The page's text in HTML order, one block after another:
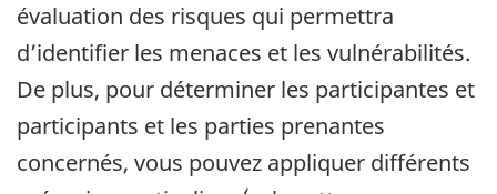
évaluation des risques qui permettra
d’identifier les menaces et les vulnérabilités.
De plus, pour déterminer les participantes et
participants et les parties prenantes
concernés, vous pouvez appliquer différents